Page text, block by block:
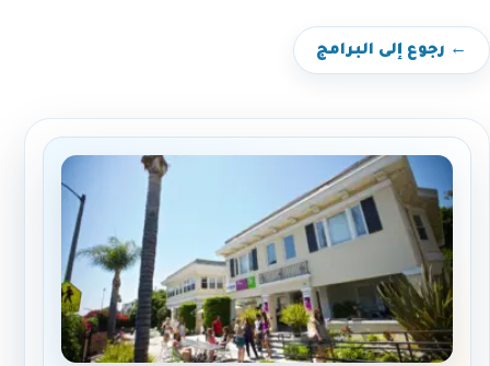
← رجوع إلى البرامج